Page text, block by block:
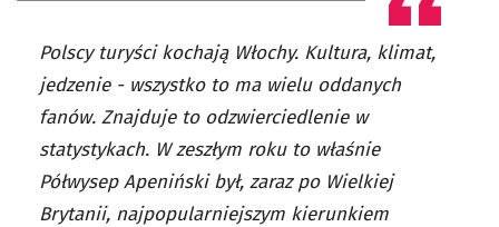
Polscy turyści kochają Włochy. Kultura, klimat,
jedzenie - wszystko to ma wielu oddanych
fanów. Znajduje to odzwierciedlenie w
statystykach. W zeszłym roku to właśnie
Półwysep Apeniński był, zaraz po Wielkiej
Brytanii, najpopularniejszym kierunkiem